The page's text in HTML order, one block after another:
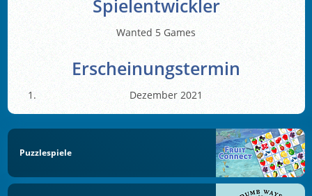
Spielentwickler
Wanted 5 Games
Erscheinungstermin
Dezember 2021
Puzzlespiele